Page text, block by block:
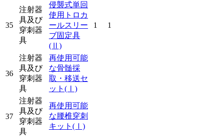
35
注射器
具及び
穿刺器
具
侵襲式単回
使用トロカ
ールスリー
ブ固定具
(Ⅱ)
1 1
36
注射器
具及び
穿刺器
具
再使用可能
な骨髄採
取・移送セ
ット (Ⅰ)
37
注射器
具及び
穿刺器
具
再使用可能
な腰椎穿刺
キット (Ⅰ)